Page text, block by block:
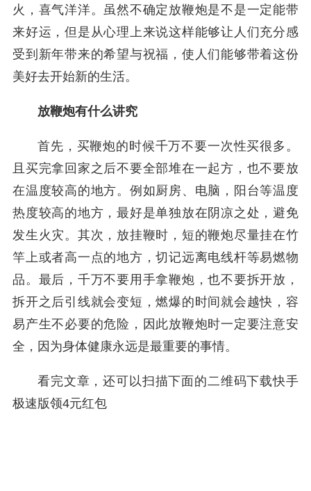
火，喜气洋洋。虽然不确定放鞭炮是不是一定能带
来好运，但是从心理上来说这样能够让人们充分感
受到新年带来的希望与祝福，使人们能够带着这份
美好去开始新的生活。
放鞭炮有什么讲究
首先，买鞭炮的时候千万不要一次性买很多。
且买完拿回家之后不要全部堆在一起方，也不要放
在温度较高的地方。例如厨房、电脑，阳台等温度
热度较高的地方，最好是单独放在阴凉之处，避免
发生火灾。其次，放挂鞭时，短的鞭炮尽量挂在竹
竿上或者高一点的地方，切记远离电线杆等易燃物
品。最后，千万不要用手拿鞭炮，也不要拆开放，
拆开之后引线就会变短，燃爆的时间就会越快，容
易产生不必要的危险，因此放鞭炮时一定要注意安
全，因为身体健康永远是最重要的事情。
看完文章，还可以扫描下面的二维码下载快手
极速版领4元红包